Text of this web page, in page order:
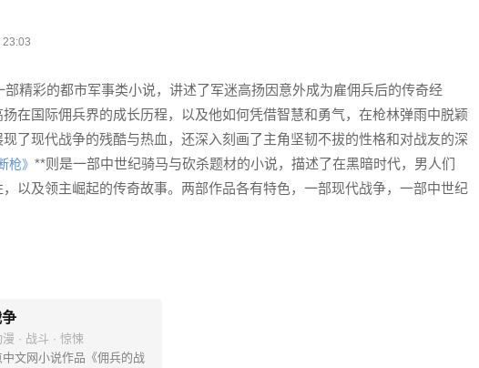
部精彩的都市军事类小说，讲述了军迷高扬因意外成为雇佣兵后的传奇经
在国际佣兵界的成长历程，以及他如何凭借智慧和勇气，在枪林弹雨中脱颖
了现代战争的残酷与热血，还深入刻画了主角坚韧不拔的性格和对战友的深
枪》 **则是一部中世纪骑马与砍杀题材的小说，描述了在黑暗时代，男人们
以及领主崛起的传奇故事。两部作品各有特色，一部现代战争，一部中世纪
· 战斗 · 惊悚
中文网小说作品《佣兵的战